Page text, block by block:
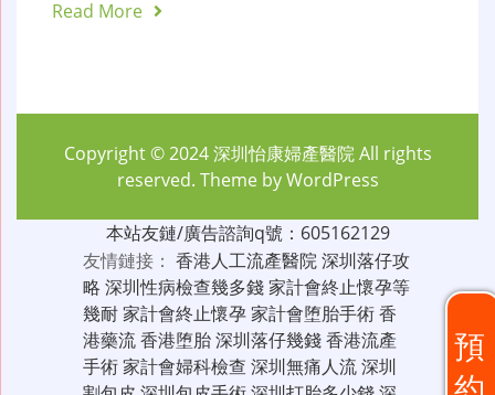
Read More
預
Copyright © 2024深圳怡康婦產醫院All rights
reserved. Theme byWordPress
本站友鏈/廣告諮詢q號：605162129
友情鏈接： 香港人工流產醫院深圳落仔攻
略 深圳性病檢查幾多錢家計會終止懷孕等
幾耐家計會終止懷孕家計會堕胎手術香
港藥流香港堕胎深圳落仔幾錢香港流產
手術家計會婦科檢查 深圳無痛人流深圳